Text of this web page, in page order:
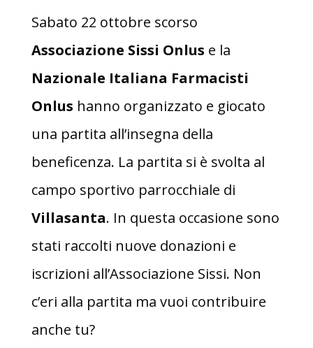
Sabato 22 ottobre scorso
Associazione Sissi Onlus e la
Nazionale Italiana Farmacisti
Onlus hanno organizzato e giocato
una partita all’insegna della
beneficenza. La partita si è svolta al
campo sportivo parrocchiale di
Villasanta. In questa occasione sono
stati raccolti nuove donazioni e
iscrizioni all’Associazione Sissi. Non
c’eri alla partita ma vuoi contribuire
anche tu?